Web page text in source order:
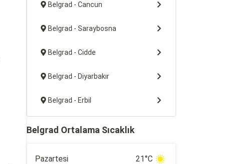
Belgrad - Cancun
Belgrad - Saraybosna
Belgrad - Cidde
Belgrad - Diyarbakır
Belgrad - Erbil
Belgrad Ortalama Sıcaklık
Pazartesi 21°C